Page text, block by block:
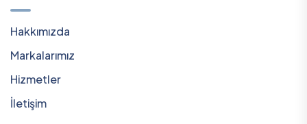
Hakkımızda
Markalarımız
Hizmetler
İletişim